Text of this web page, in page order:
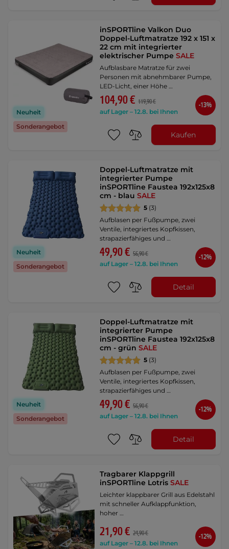
Neuheit
Sonderangebot
inSPORTline Valkon Duo
Doppel-Luftmatratze 192 x 151 x
22 cm mit integrierter
elektrischer PumpeSALE
Aufblasbare Matratze für zwei
Personen mit abnehmbarer Pumpe,
LED-Licht, einer Höhe …
104,90 € 119,90 €
auf Lager – 12.8. bei Ihnen
-13%
Kaufen
Neuheit
Sonderangebot
Doppel-Luftmatratze mit
integrierter Pumpe
inSPORTline Faustea 192x125x8
cm - blauSALE
5 (3)
Aufblasen per Fußpumpe, zwei
Ventile, integriertes Kopfkissen,
strapazierfähiges und …
49,90 € 56,90 €
auf Lager – 12.8. bei Ihnen
-12%
Detail
Neuheit
Sonderangebot
Doppel-Luftmatratze mit
integrierter Pumpe
inSPORTline Faustea 192x125x8
cm - grünSALE
5 (3)
Aufblasen per Fußpumpe, zwei
Ventile, integriertes Kopfkissen,
strapazierfähiges und …
49,90 € 56,90 €
auf Lager – 12.8. bei Ihnen
-12%
Detail
Tragbarer Klappgrill
inSPORTline LotrisSALE
Leichter klappbarer Grill aus Edelstahl
mit schneller Aufklappfunktion,
hoher …
21,90 € 24,90 €
auf Lager – 12.8. bei Ihnen
-12%